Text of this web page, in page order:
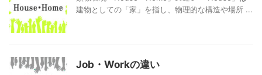
建物としての「家」を指し、物理的な構造や場所 ...
Job・Workの違い